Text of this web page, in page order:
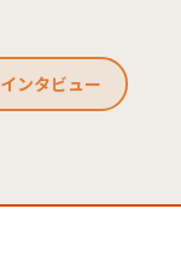
インタビュー